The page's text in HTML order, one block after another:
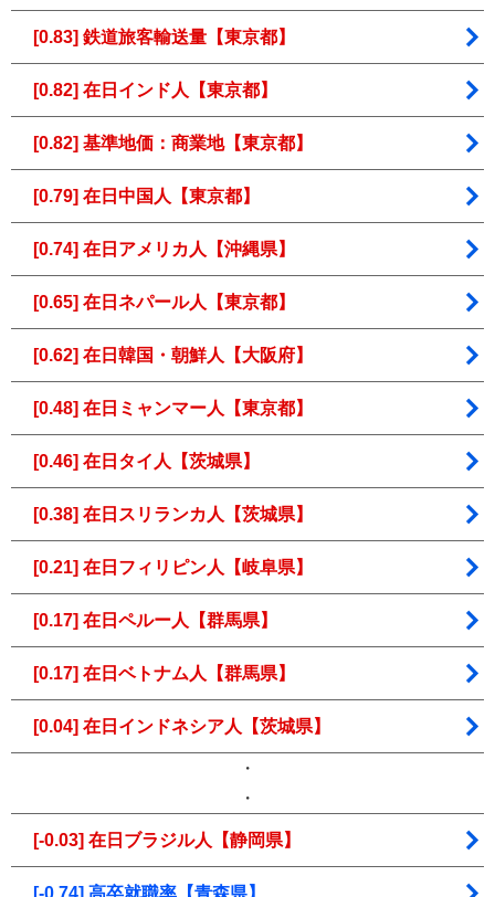
[0.83] 鉄道旅客輸送量【東京都】
[0.82] 在日インド人【東京都】
[0.82] 基準地価：商業地【東京都】
[0.79] 在日中国人【東京都】
[0.74] 在日アメリカ人【沖縄県】
[0.65] 在日ネパール人【東京都】
[0.62] 在日韓国・朝鮮人【大阪府】
[0.48] 在日ミャンマー人【東京都】
[0.46] 在日タイ人【茨城県】
[0.38] 在日スリランカ人【茨城県】
[0.21] 在日フィリピン人【岐阜県】
[0.17] 在日ペルー人【群馬県】
[0.17] 在日ベトナム人【群馬県】
[0.04] 在日インドネシア人【茨城県】
・
・
[-0.03] 在日ブラジル人【静岡県】
[-0.74] 高卒就職率【青森県】